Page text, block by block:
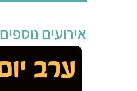
אירועים נוספים